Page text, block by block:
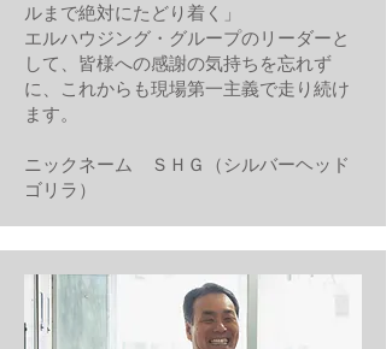
ルまで絶対にたどり着く」
エルハウジング・グループのリーダーと
して、皆様への感謝の気持ちを忘れず
に、これからも現場第一主義で走り続け
ます。
ニックネーム ＳＨＧ（シルバーヘッド
ゴリラ）